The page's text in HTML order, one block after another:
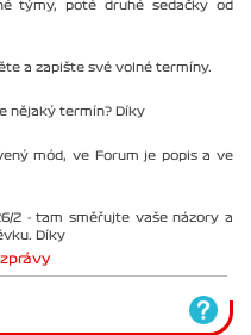
týmy, poté druhé sedačky od
a zapište své volné termíny.
nějaký termín? Díky
mód, ve Forum je popis a ve
2 - tam směřujte vaše názory a
Díky